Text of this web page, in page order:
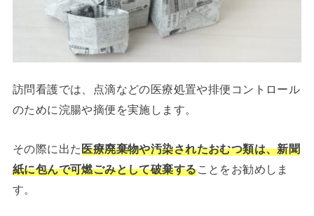
訪問看護では、点滴などの医療処置や排便コントロール
のために浣腸や摘便を実施します。
その際に出た 医療廃棄物や汚染されたおむつ類は、新聞
紙に包んで可燃ごみとして破棄することをお勧めしま
す。